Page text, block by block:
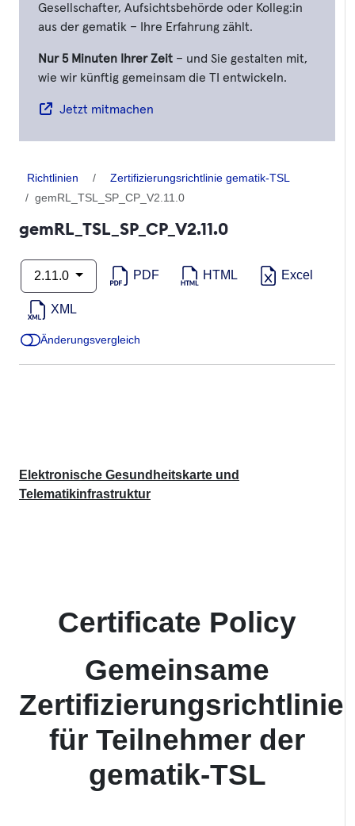
Gesellschafter, Aufsichtsbehörde oder Kolleg:in
aus der gematik – Ihre Erfahrung zählt.
Nur 5 Minuten Ihrer Zeit – und Sie gestalten mit,
wie wir künftig gemeinsam die TI entwickeln.
Jetzt mitmachen
Richtlinien
Zertifizierungsrichtlinie gematik-TSL
gemRL_TSL_SP_CP_V2.11.0
gemRL_TSL_SP_CP_V2.11.0
2.11.0 PDF HTML Excel
XML
Änderungsvergleich
Elektronische Gesundheitskarte und
Telematikinfrastruktur
Certificate Policy
Gemeinsame
Zertifizierungsrichtlinie
für Teilnehmer der
gematik-TSL